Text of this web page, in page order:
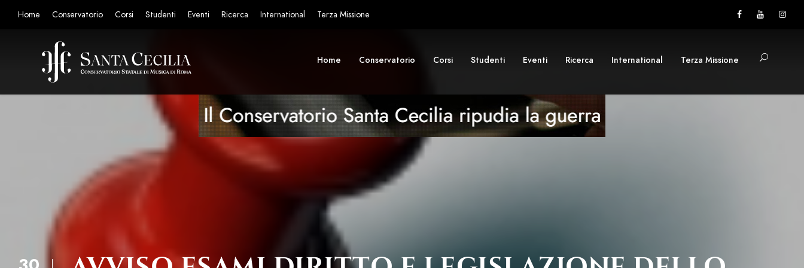
Home Conservatorio Corsi Studenti Eventi Ricerca International Terza Missione
Home Conservatorio Corsi Studenti Eventi Ricerca International Terza Missione